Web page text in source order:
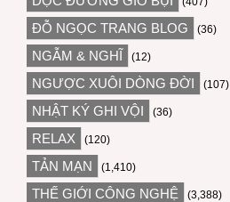
ĐỖ NGỌC TRANG BLOG (36)
NGẪM & NGHĨ (12)
NGƯỢC XUÔI DÒNG ĐỜI (107)
NHẬT KÝ GHI VỘI (36)
RELAX (120)
TẢN MẠN (1,410)
THẾ GIỚI CÔNG NGHỆ (3,388)